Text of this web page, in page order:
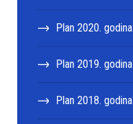
Plan 2020. godina
Plan 2019. godina
Plan 2018. godina